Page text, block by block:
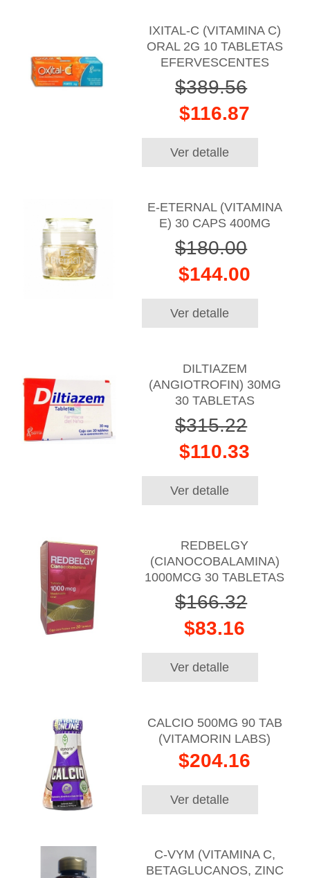
IXITAL-C (VITAMINA C)
ORAL 2G 10 TABLETAS
EFERVESCENTES
$389.56
$116.87
Ver detalle
E-ETERNAL (VITAMINA
E) 30 CAPS 400MG
$180.00
$144.00
Ver detalle
DILTIAZEM
(ANGIOTROFIN) 30MG
30 TABLETAS
$315.22
$110.33
Ver detalle
REDBELGY
(CIANOCOBALAMINA)
1000MCG 30 TABLETAS
$166.32
$83.16
Ver detalle
CALCIO 500MG 90 TAB
(VITAMORIN LABS)
$204.16
Ver detalle
C-VYM (VITAMINA C,
BETAGLUCANOS, ZINC